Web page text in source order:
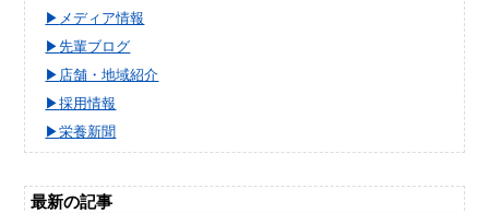
メディア情報
先輩ブログ
店舗・地域紹介
採用情報
栄養新聞
最新の記事